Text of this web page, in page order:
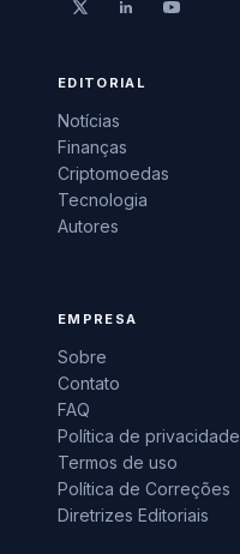
EDITORIAL
Notícias
Finanças
Criptomoedas
Tecnologia
Autores
EMPRESA
Sobre
Contato
FAQ
Política de privacidade
Termos de uso
Política de Correções
Diretrizes Editoriais